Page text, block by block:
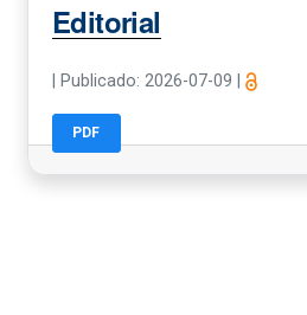
Editorial
Publicado: 2026-07-09
PDF